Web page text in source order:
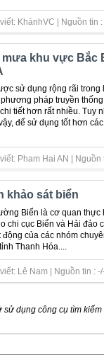
KhánhVC | Nguồn tin :
khu vực Bắc
sử dụng rộng rãi trong
pháp truyền
tiết hơn rất nhiều. Tuy
để sử dụng tốt hơn
Pham Hai AN | Nguồn
khảo sát biển
Biển là cơ quan thực
chi cục Biển và Hải đảo
của các nhóm
Thanh Hóa....
Lê Nam | Nguồn tin :
dụng công cụ tìm